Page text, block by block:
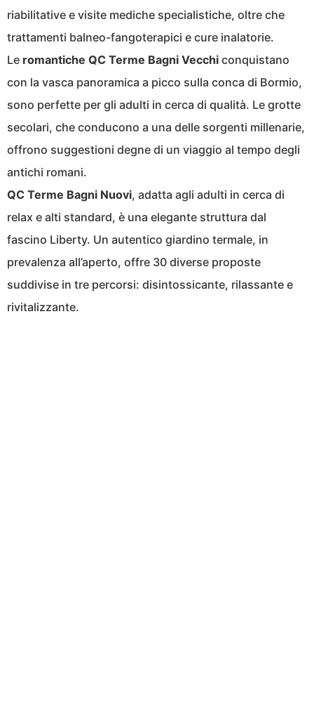
riabilitative e visite mediche specialistiche, oltre che
trattamenti balneo-fangoterapici e cure inalatorie.
Le romantiche QC Terme Bagni Vecchi conquistano
con la vasca panoramica a picco sulla conca di Bormio,
sono perfette per gli adulti in cerca di qualità. Le grotte
secolari, che conducono a una delle sorgenti millenarie,
offrono suggestioni degne di un viaggio al tempo degli
antichi romani.
QC Terme Bagni Nuovi, adatta agli adulti in cerca di
relax e alti standard, è una elegante struttura dal
fascino Liberty. Un autentico giardino termale, in
prevalenza all’aperto, offre 30 diverse proposte
suddivise in tre percorsi: disintossicante, rilassante e
rivitalizzante.